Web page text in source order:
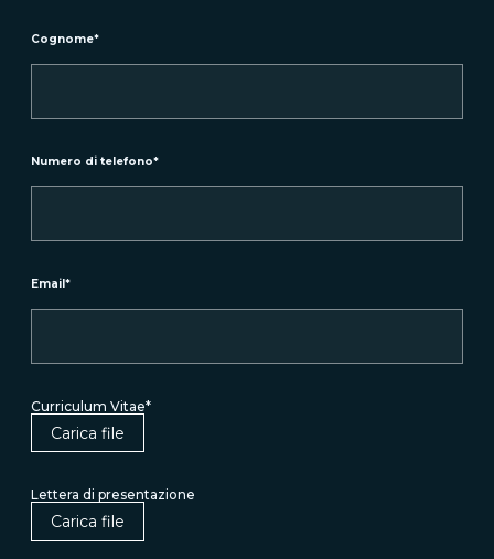
Cognome*
Numero di telefono*
Email *
Curriculum Vitae*
Carica file
Lettera di presentazione
Carica file